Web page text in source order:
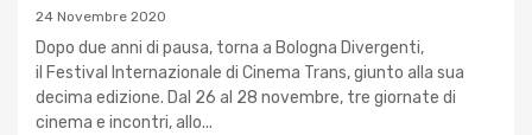
24 Novembre 2020
Dopo due anni di pausa, torna a Bologna Divergenti,
il Festival Internazionale di Cinema Trans, giunto alla sua
decima edizione. Dal 26 al 28 novembre, tre giornate di
cinema e incontri, allo...